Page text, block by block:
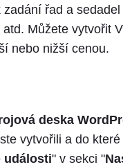
řad a
Můžete vytvořit
nebo nižší cenou.
deska
vytvořili a do
události" v sekci "